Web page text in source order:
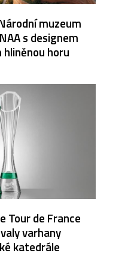
muzeum
s designem
horu
Tour de France
varhany
katedrále